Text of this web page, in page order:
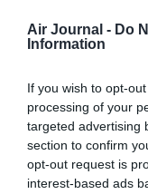
Air Journal - Do
Information
If you wish to opt-
processing of your
targeted advertising
section to confirm
opt-out request is
interest-based ads
Vous